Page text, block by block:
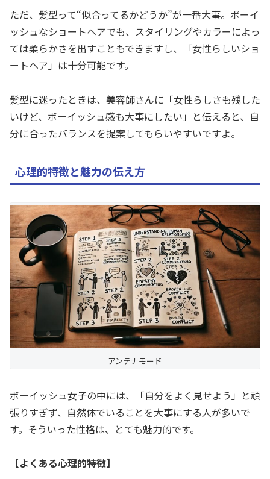
ただ、髪型って“似合ってるかどうか”が一番大事。ボーイ
ッシュなショートヘアでも、スタイリングやカラーによっ
ては柔らかさを出すこともできますし、「女性らしいショ
ートヘア」は十分可能です。
髪型に迷ったときは、美容師さんに「女性らしさも残した
いけど、ボーイッシュ感も大事にしたい」と伝えると、自
分に合ったバランスを提案してもらいやすいですよ。
心理的特徴と魅力の伝え方
アンテナモード
ボーイッシュ女子の中には、「自分をよく見せよう」と頑
張りすぎず、自然体でいることを大事にする人が多いで
す。そういった性格は、とても魅力的です。
【よくある心理的特徴】